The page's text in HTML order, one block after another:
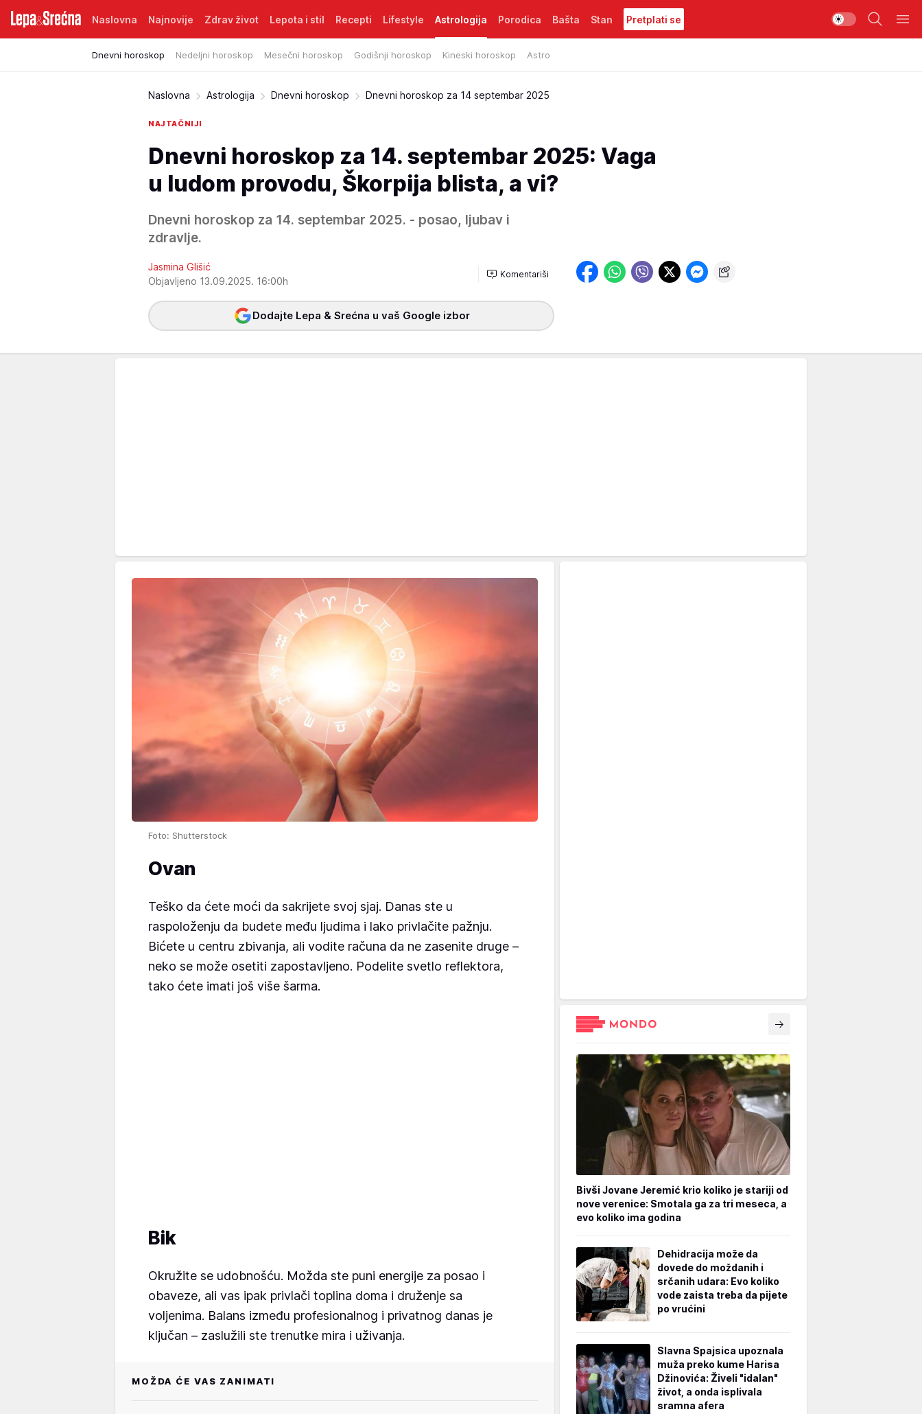
Naslovna Najnovije Zdrav život Lepota i stil Recepti Lifestyle Astrologija
Dnevni horoskop Nedeljni horoskop Mesečni horoskop Godišnji horoskop Kineski horoskop Astro
Porodica Bašta Stan Pretplati se
Naslovna Astrologija Dnevni horoskop Dnevni horoskop za 14 septembar 2025
NAJTAČNIJI
Dnevni horoskop za 14. septembar 2025: Vaga
u ludom provodu, Škorpija blista, a vi?
Dnevni horoskop za 14. septembar 2025. - posao, ljubav i
zdravlje.
Jasmina Glišić
Objavljeno 13.09.2025. 16:00h
Komentariši
Dodajte Lepa & Srećna u vaš Google izbor
Foto: Shutterstock
Ovan
Teško da ćete moći da sakrijete svoj sjaj. Danas ste u
raspoloženju da budete među ljudima i lako privlačite pažnju.
Bićete u centru zbivanja, ali vodite računa da ne zasenite druge –
neko se može osetiti zapostavljeno. Podelite svetlo reflektora,
tako ćete imati još više šarma.
Bik
Okružite se udobnošću. Možda ste puni energije za posao i
obaveze, ali vas ipak privlači toplina doma i druženje sa
voljenima. Balans između profesionalnog i privatnog danas je
ključan – zaslužili ste trenutke mira i uživanja.
MOŽDA ĆE VAS ZANIMATI
Bivši Jovane Jeremić krio koliko je stariji od
nove verenice: Smotala ga za tri meseca, a
evo koliko ima godina
Dehidracija može da
dovede do moždanih i
srčanih udara: Evo koliko
vode zaista treba da pijete
po vrućini
Slavna Spajsica upoznala
muža preko kume Harisa
Džinovića: Živeli "idalan"
život, a onda isplivala
sramna afera